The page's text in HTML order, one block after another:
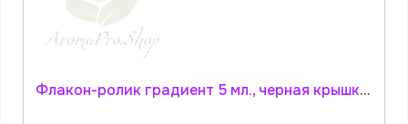
Флакон-ролик градиент 5 мл., черная крышка (цвет в ассортименте) АромаПро